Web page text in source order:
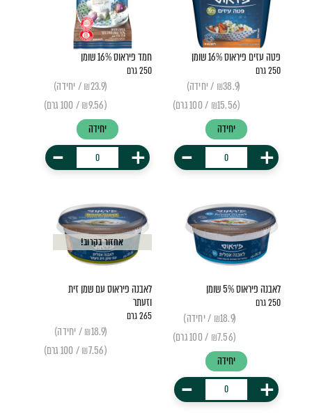
פטה עזים פיראוס 16% שומן
250 גרם
(₪38.9 / יחידה)
(₪15.56 / 100 גרם)
יחידה
+
-
חמד פיראוס 16% שומן
250 גרם
(₪23.9 / יחידה)
(₪9.56 / 100 גרם)
יחידה
+
-
לאבנה פיראוס 5% שומן
250 גרם
(₪18.9 / יחידה)
(₪7.56 / 100 גרם)
יחידה
+
-
אחזור בקרוב!
לאבנה פיראוס עם שמן זית
וזעתר
265 גרם
(₪18.9 / יחידה)
(₪7.56 / 100 גרם)